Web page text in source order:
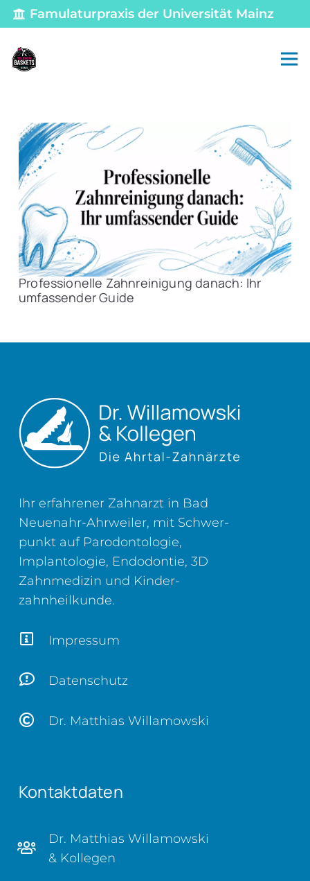
Famulaturpraxis der Universität Mainz
Professionelle Zahnreinigung danach: Ihr
umfassender Guide
Ihr erfahrener Zahnarzt in Bad
Neuenahr-Ahrweiler, mit Schwer­
punkt auf Parodontologie,
Implantologie, Endodontie, 3D
Zahn­medizin und Kinder­
zahnheilkunde.
Impressum
Datenschutz
Dr. Matthias Willamowski
Kontaktdaten
Dr. Matthias Willamowski
& Kollegen